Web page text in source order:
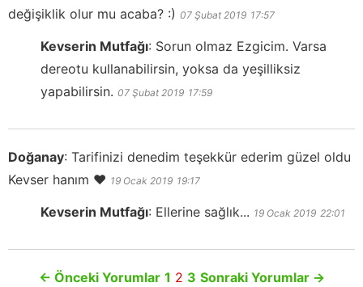
değişiklik olur mu acaba? :) 07 Şubat 2019 17:57
Kevserin Mutfağı: Sorun olmaz Ezgicim. Varsa
dereotu kullanabilirsin, yoksa da yeşilliksiz
yapabilirsin. 07 Şubat 2019 17:59
Doğanay: Tarifinizi denedim teşekkür ederim güzel oldu
Kevser hanım ❤️ 19 Ocak 2019 19:17
Kevserin Mutfağı: Ellerine sağlık... 19 Ocak 2019 22:01
← Önceki Yorumlar 1 2 3 Sonraki Yorumlar →